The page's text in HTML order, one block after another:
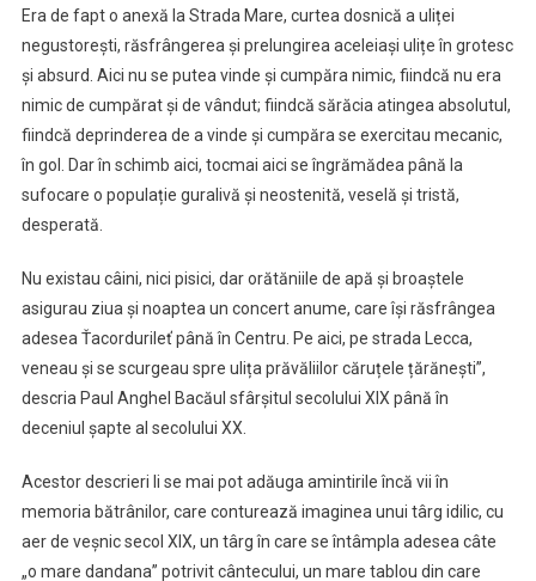
Era de fapt o anexă la Strada Mare, curtea dosnică a uliței
negustorești, răsfrângerea și prelungirea aceleiași ulițe în grotesc
și absurd. Aici nu se putea vinde și cumpăra nimic, fiindcă nu era
nimic de cumpărat și de vândut; fiindcă sărăcia atingea absolutul,
fiindcă deprinderea de a vinde și cumpăra se exercitau mecanic,
în gol. Dar în schimb aici, tocmai aici se îngrămădea până la
sufocare o populație guralivă și neostenită, veselă și tristă,
desperată.
Nu existau câini, nici pisici, dar orătăniile de apă și broaștele
asigurau ziua și noaptea un concert anume, care își răsfrângea
adesea Ťacordurileť până în Centru. Pe aici, pe strada Lecca,
veneau și se scurgeau spre ulița prăvăliilor căruțele țărănești”,
descria Paul Anghel Bacăul sfârșitul secolului XIX până în
deceniul șapte al secolului XX.
Acestor descrieri li se mai pot adăuga amintirile încă vii în
memoria bătrânilor, care conturează imaginea unui târg idilic, cu
aer de veșnic secol XIX, un târg în care se întâmpla adesea câte
„o mare dandana” potrivit cântecului, un mare tablou din care